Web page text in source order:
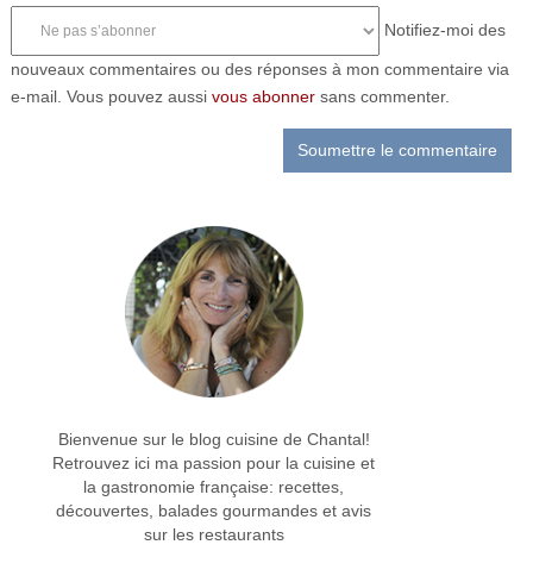
Notifiez-moi des
nouveaux commentaires ou des réponses à mon commentaire via
e-mail. Vous pouvez aussi vous abonnersans commenter.
Bienvenue sur le blog cuisine de Chantal!
Retrouvez ici ma passion pour la cuisine et
la gastronomie française: recettes,
découvertes, balades gourmandes et avis
sur les restaurants